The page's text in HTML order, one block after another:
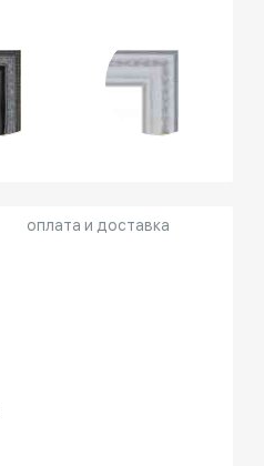
оплата и доставка